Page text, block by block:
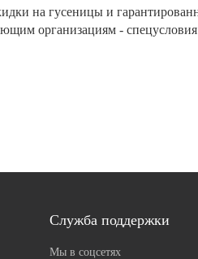
на гусеницы и
организациям -
Служба поддержки
Мы в соцсетях